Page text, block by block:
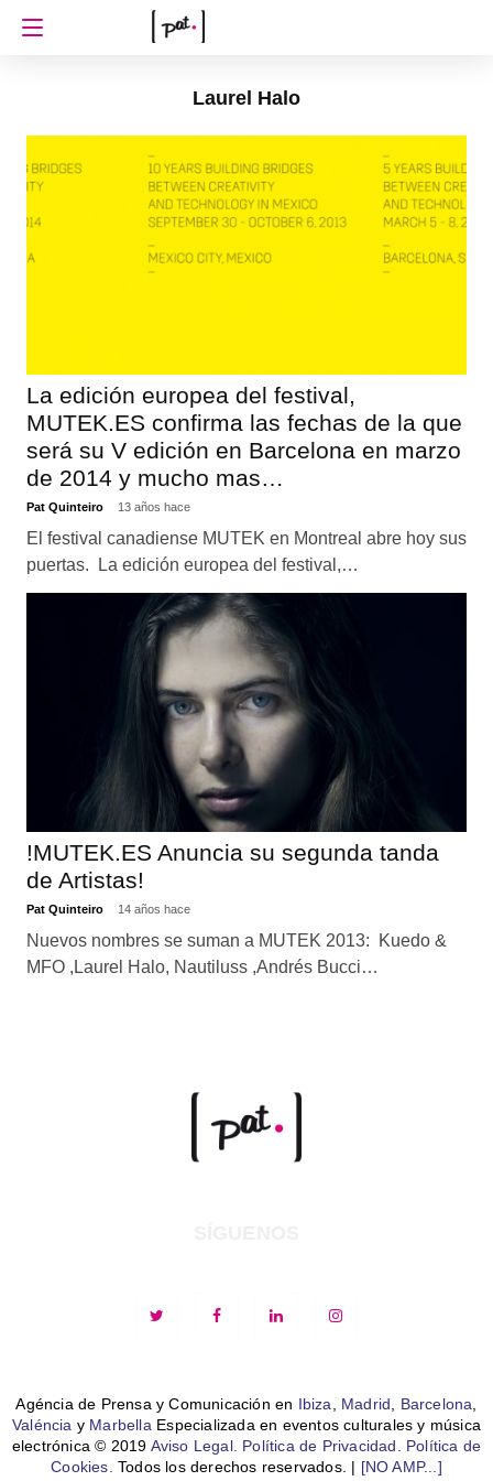
Laurel Halo
La edición europea del festival,
MUTEK.ES confirma las fechas de la que
será su V edición en Barcelona en marzo
de 2014 y mucho mas…
Pat Quinteiro 13 años hace
El festival canadiense MUTEK en Montreal abre hoy sus
puertas. La edición europea del festival,…
!MUTEK.ES Anuncia su segunda tanda
de Artistas!
Pat Quinteiro 14 años hace
Nuevos nombres se suman a MUTEK 2013: Kuedo &
MFO ,Laurel Halo, Nautiluss ,Andrés Bucci…
Agéncia de Prensa y Comunicación en Ibiza Madrid Barcelona
Valéncia y Marbella Especializada en eventos culturales y música
electrónica © 2019 Aviso Legal. Política de Privacidad.
Política de
Cookies. Todos los derechos reservados. | [NO AMP...]